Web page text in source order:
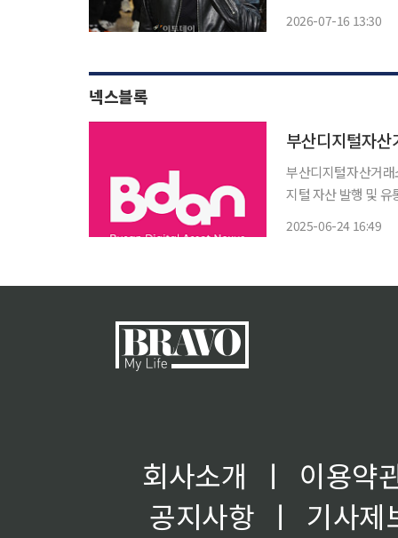
2026-07-16 13:30
넥스블록
부산디지털자산거
지털 자산 발행 및 유통
2025-06-24 16:49
회사소개 ㅣ
이용약
공지사항
ㅣ
기사제